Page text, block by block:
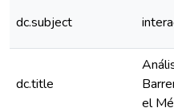
dc.subject
dc.title
el